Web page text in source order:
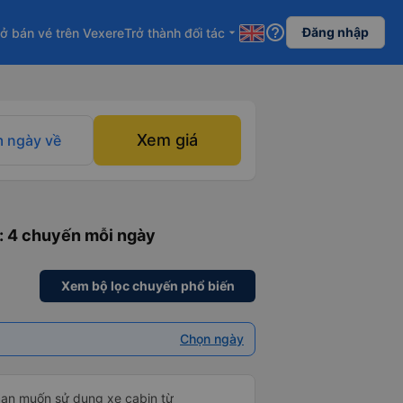
bán vé trên VexereTrở thành đối tác arrow_drop_down help_outline Đăng nhập
ngày về Xem giá
: 4 chuyến mỗi ngày
Xem bộ lọc chuyến phổ biến
Chọn ngày
muốn sử dụng xe cabin từ